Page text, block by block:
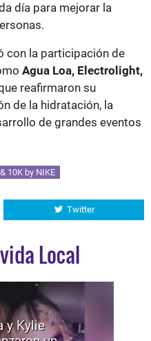
día para mejorar la
con la participación de
Agua Loa, Electrolight,
reafirmaron su
de la hidratación, la
de grandes eventos
10K by NIKE
Twitter
Local
y Kylie